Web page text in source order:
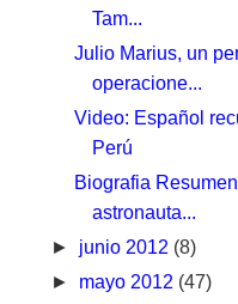
Tam...
Julio Marius, un
operacione...
Video: Español
Perú
Biografia
astronauta...
► junio 2012 (8)
► mayo 2012 (47)